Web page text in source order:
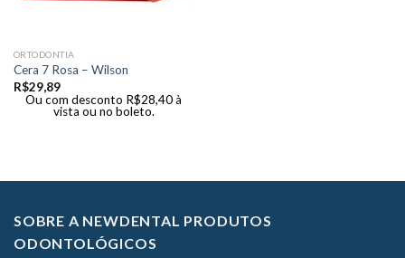
ORTODONTIA
Cera 7 Rosa – Wilson
R$29,89
Ou com desconto R$28,40à
vista ou no boleto.
SOBRE A NEWDENTAL PRODUTOS
ODONTOLÓGICOS